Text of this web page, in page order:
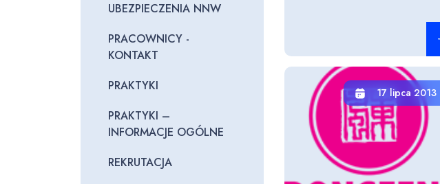
UBEZPIECZENIA NNW
PRACOWNICY -
KONTAKT
PRAKTYKI
PRAKTYKI –
INFORMACJE OGÓLNE
REKRUTACJA
17 lipca 2013